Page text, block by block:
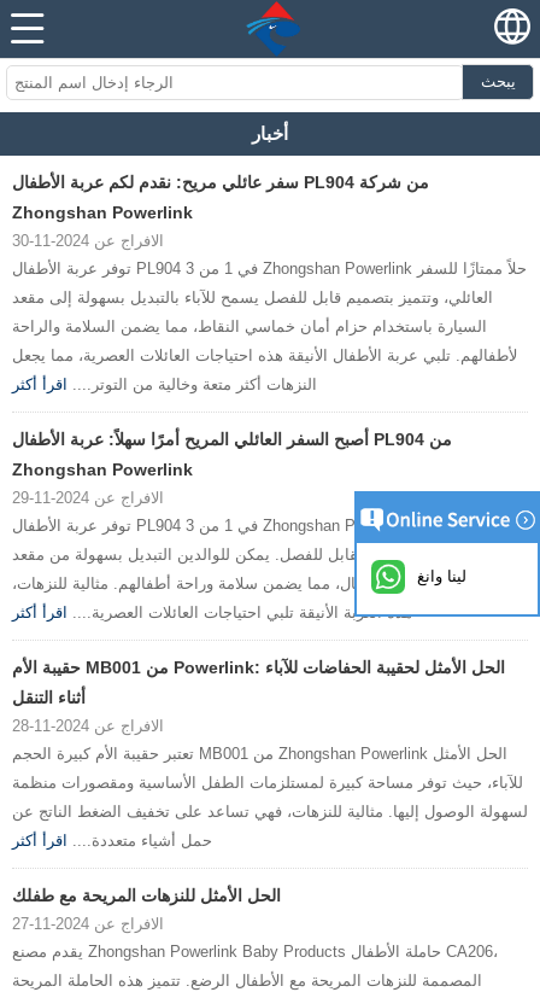
يبحث
أخبار
سفر عائلي مريح: نقدم لكم عربة الأطفال PL904 من شركة
Zhongshan Powerlink
الافراج عن 2024-11-30
توفر عربة الأطفال PL904 3 في 1 من Zhongshan Powerlink حلاً ممتازًا للسفر
العائلي، وتتميز بتصميم قابل للفصل يسمح للآباء بالتبديل بسهولة إلى مقعد
السيارة باستخدام حزام أمان خماسي النقاط، مما يضمن السلامة والراحة
لأطفالهم. تلبي عربة الأطفال الأنيقة هذه احتياجات العائلات العصرية، مما يجعل
النزهات أكثر متعة وخالية من التوتر.... اقرأ أكثر
أصبح السفر العائلي المريح أمرًا سهلاً: عربة الأطفال PL904 من
Zhongshan Powerlink
الافراج عن 2024-11-29
توفر عربة الأطفال PL904 3 في 1 من Zhongshan Powerlink حلاً عمليًا للسفر
العائلي بتصميمها القابل للفصل. يمكن للوالدين التبديل بسهولة من مقعد
السيارة إلى عربة الأطفال، مما يضمن سلامة وراحة أطفالهم. مثالية للنزهات،
هذه العربة الأنيقة تلبي احتياجات العائلات العصرية.... اقرأ أكثر
حقيبة الأم MB001 من Powerlink: الحل الأمثل لحقيبة الحفاضات للآباء
أثناء التنقل
الافراج عن 2024-11-28
تعتبر حقيبة الأم كبيرة الحجم MB001 من Zhongshan Powerlink الحل الأمثل
للآباء، حيث توفر مساحة كبيرة لمستلزمات الطفل الأساسية ومقصورات منظمة
لسهولة الوصول إليها. مثالية للنزهات، فهي تساعد على تخفيف الضغط الناتج عن
حمل أشياء متعددة.... اقرأ أكثر
الحل الأمثل للنزهات المريحة مع طفلك
الافراج عن 2024-11-27
يقدم مصنع Zhongshan Powerlink Baby Products حاملة الأطفال CA206،
المصممة للنزهات المريحة مع الأطفال الرضع. تتميز هذه الحاملة المريحة
لينا وانغ